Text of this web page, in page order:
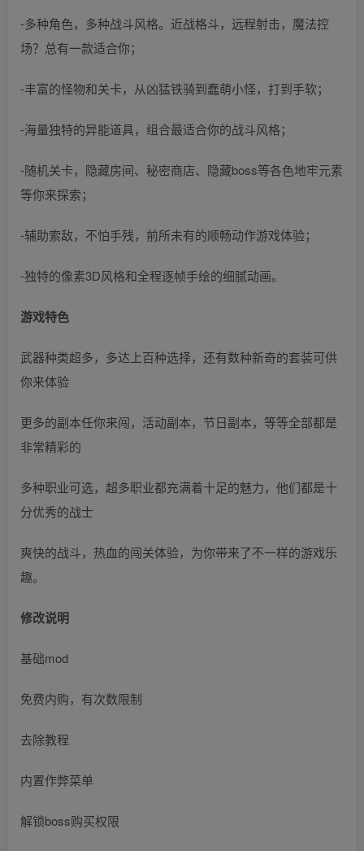
-多种角色，多种战斗风格。近战格斗，远程射击，魔法控
场？总有一款适合你；
-丰富的怪物和关卡，从凶猛铁骑到蠢萌小怪，打到手软；
-海量独特的异能道具，组合最适合你的战斗风格；
-随机关卡，隐藏房间、秘密商店、隐藏boss等各色地牢元素
等你来探索；
-辅助索敌，不怕手残，前所未有的顺畅动作游戏体验；
-独特的像素3D风格和全程逐帧手绘的细腻动画。
游戏特色
武器种类超多，多达上百种选择，还有数种新奇的套装可供
你来体验
更多的副本任你来闯，活动副本，节日副本，等等全部都是
非常精彩的
多种职业可选，超多职业都充满着十足的魅力，他们都是十
分优秀的战士
爽快的战斗，热血的闯关体验，为你带来了不一样的游戏乐
趣。
修改说明
基础mod
免费内购，有次数限制
去除教程
内置作弊菜单
解锁boss购买权限